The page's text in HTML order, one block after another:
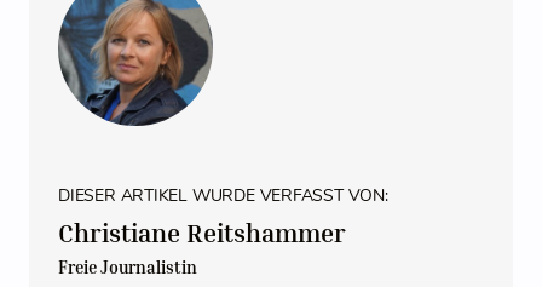
DIESER ARTIKEL WURDE VERFASST VON:
Christiane Reitshammer
Freie Journalistin